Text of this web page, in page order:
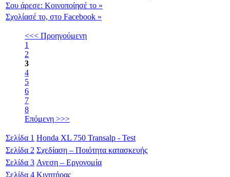
Σου άρεσε: Κοινοποίησέ το »
Σχολίασέ το, στο Facebook »
<<< Προηγούμενη
1
2
3
4
5
6
7
8
Επόμενη >>>
Σελίδα 1 Honda XL 750 Transalp - Test
Σελίδα 2 Σχεδίαση – Ποιότητα κατασκευής
Σελίδα 3 Ανεση – Εργονομία
Σελίδα 4 Κινητήρας